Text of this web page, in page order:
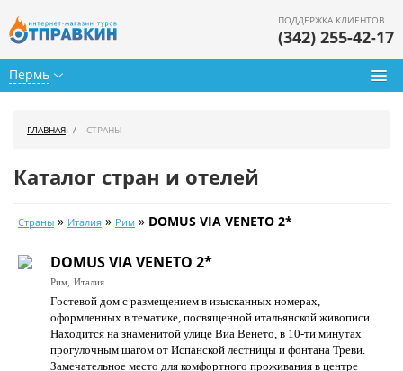
Пермь
ПОДДЕРЖКА КЛИЕНТОВ
(342) 255-42-17
Календарь туров
Цены дня
Страны
Как купить
ГЛАВНАЯ СТРАНЫ
Каталог стран и отелей
Страны » Италия » Рим » DOMUS VIA VENETO 2*
DOMUS VIA VENETO 2*
Рим, Италия
Гостевой дом с размещением в изысканных номерах,
оформленных в тематике, посвященной итальянской живописи.
Находится на знаменитой улице Виа Венето, в 10-ти минутах
прогулочным шагом от Испанской лестницы и фонтана Треви.
Замечательное место для комфортного проживания в центре